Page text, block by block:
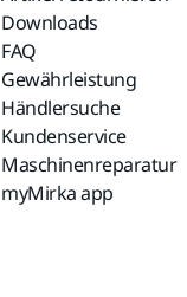
Downloads
FAQ
Gewährleistung
Händlersuche
Kundenservice
Maschinenreparatur
myMirka app